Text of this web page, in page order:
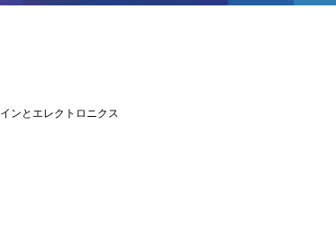
ンとエレクトロニクス